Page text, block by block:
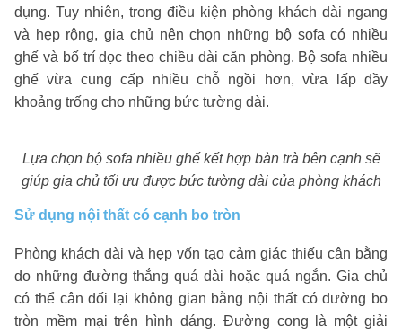
dụng. Tuy nhiên, trong điều kiện phòng khách dài ngang
và hẹp rộng, gia chủ nên chọn những bộ sofa có nhiều
ghế và bố trí dọc theo chiều dài căn phòng. Bộ sofa nhiều
ghế vừa cung cấp nhiều chỗ ngồi hơn, vừa lấp đầy
khoảng trống cho những bức tường dài.
Lựa chọn bộ sofa nhiều ghế kết hợp bàn trà bên cạnh sẽ
giúp gia chủ tối ưu được bức tường dài của phòng khách
Sử dụng nội thất có cạnh bo tròn
Phòng khách dài và hẹp vốn tạo cảm giác thiếu cân bằng
do những đường thẳng quá dài hoặc quá ngắn. Gia chủ
có thể cân đối lại không gian bằng nội thất có đường bo
tròn mềm mại trên hình dáng. Đường cong là một giải